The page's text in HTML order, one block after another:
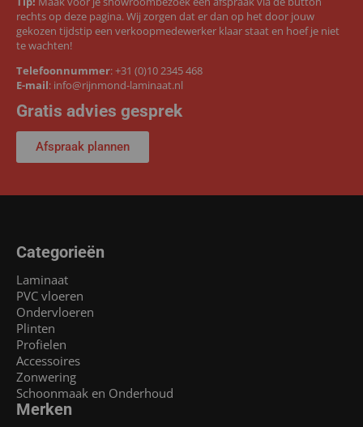
rechts op deze pagina. Wij zorgen dat er dan op het door jouw
gekozen tijdstip een verkoopmedewerker klaar staat en hoef je niet
te wachten!
Telefoonnummer:+31 (0)10 2345 468
E-mail: info@rijnmond-laminaat.nl
Gratis advies gesprek
Afspraak plannen
Categorieën
Laminaat
PVC vloeren
Ondervloeren
Plinten
Profielen
Accessoires
Zonwering
Schoonmaak en Onderhoud
Merken